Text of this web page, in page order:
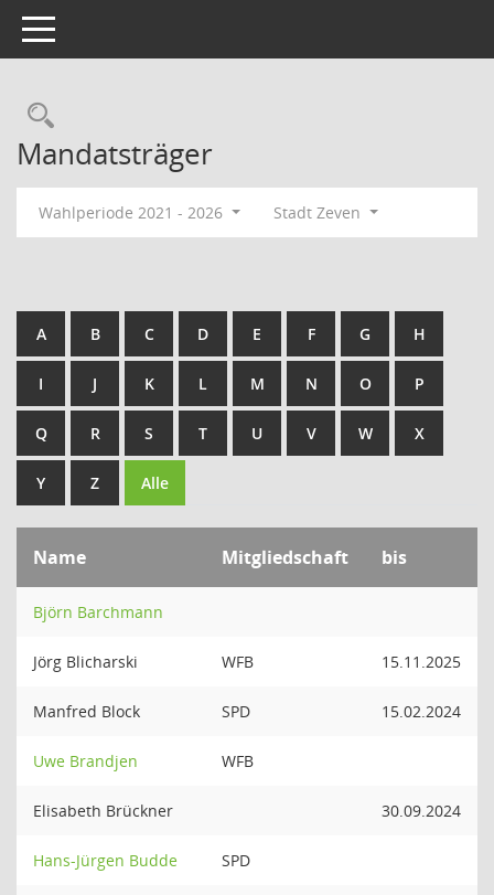
Toggle navigation
Rechercheauswahl
Mandatsträger
Wahlperiode 2021 - 2026 Stadt Zeven
A B C D E F G H
I J K L M N O P
Q R S T U V W X
Y Z Alle
Name Mitgliedschaft bis
Björn Barchmann
Jörg Blicharski WFB 15.11.2025
Manfred Block SPD 15.02.2024
Uwe Brandjen WFB
Elisabeth Brückner 30.09.2024
Hans-Jürgen Budde SPD